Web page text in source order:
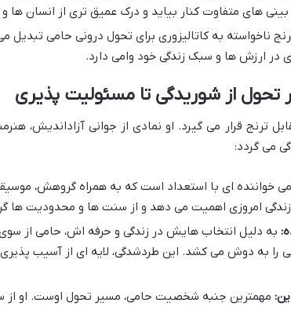
های متفاوت کنار بیاید و درک عمیق تری از انسان ها و
ناخواسته به کاتالیزوری برای تحول درونی حامی
در ارزش ها و سبک زندگی خود وامی دارد.
از شوریدگی تا مسئولیت پذیری
ترنج قرار می گیرد. او نمادی از جوانی آزاداندیش،
می گردد:
خواننده ای با استعداد است که به همراه گروهش،
امروزی اهمیت می دهد و از سنت ها و محدودیت ها
به دلیل انتخاب هایش در زندگی و حرفه اش، حامی از
را به دوش می کشد. این طردشدگی، لایه ای از آسیب
مهمترین جنبه شخصیت حامی، مسیر تحول اوست. او